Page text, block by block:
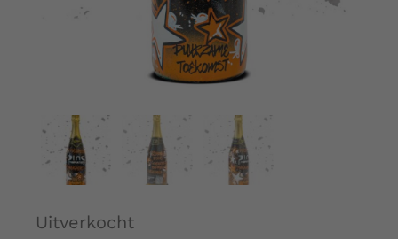
Contact
Shopping Cart
My Account
Uitverkocht